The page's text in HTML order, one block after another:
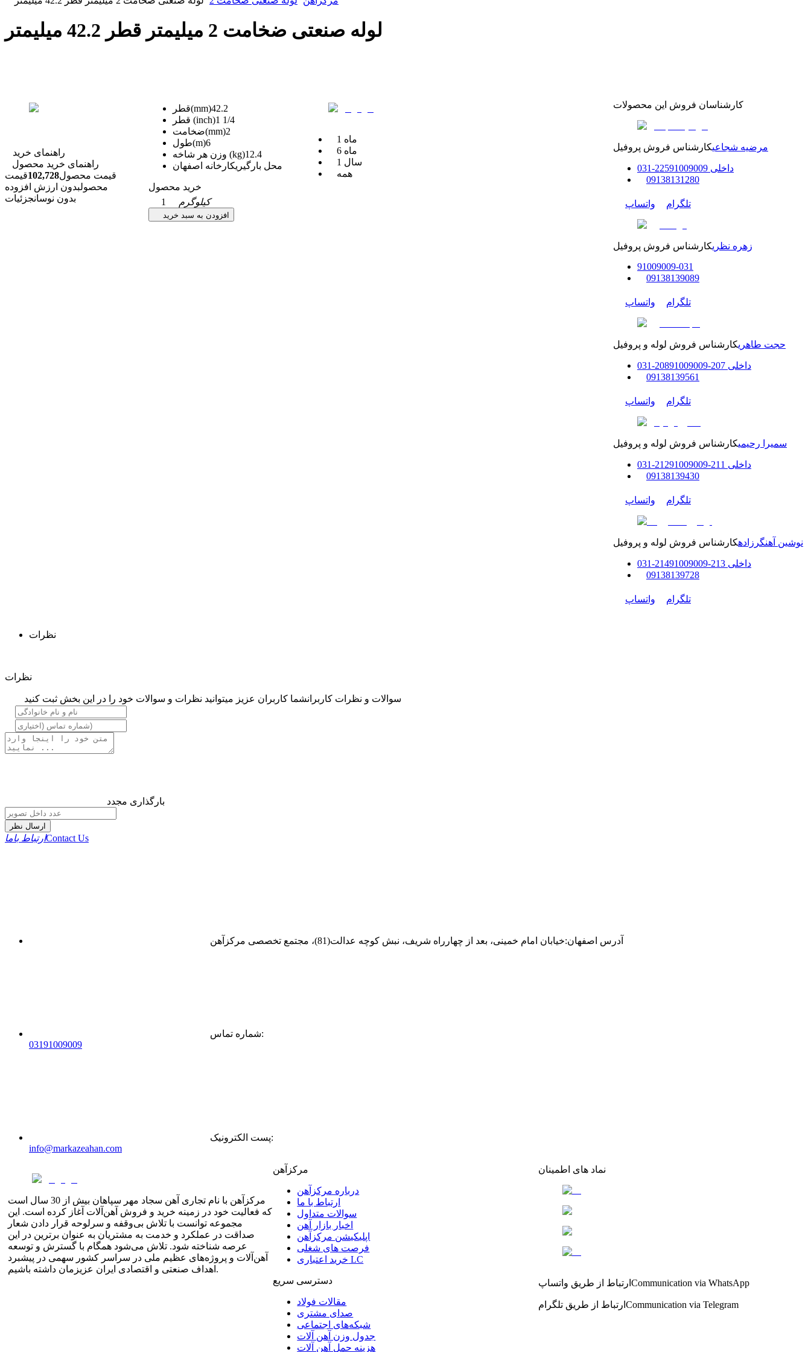
لوله صنعتی ضخامت 2 میلیمتر قطر 42.2 میلیمتر
راهنمای خرید
راهنمای خرید محصول
قیمت محصول102,728قیمت
محصولبدون ارزش افزوده
بدون نوسانجزئیات
قطر(mm)42.2
قطر (inch)1 1/4
ضخامت(mm)2
طول(m)6
وزن هر شاخه (kg)12.4
محل بارگیریکارخانه اصفهان
خرید محصول
1
کیلوگرم
افزودن به سبد خرید
1 ماه
6 ماه
1 سال
همه
کارشناسان فروش این محصولات
مرضیه شجاعیکارشناس فروش پروفیل
داخلی 22591009009
-
031
09138131280
تلگرام واتساپ
زهره نظریکارشناس فروش پروفیل
91009009-031
09138139089
تلگرام واتساپ
حجت طاهریکارشناس فروش لوله و پروفیل
داخلی 207-208
91009009
-
031
09138139561
تلگرام واتساپ
سمیرا رحیمیکارشناس فروش لوله و پروفیل
داخلی 211-212
91009009
-
031
09138139430
تلگرام واتساپ
نوشین آهنگرزادهکارشناس فروش لوله و پروفیل
داخلی 213-214
91009009
-
031
09138139728
تلگرام واتساپ
نظرات
نظرات
سوالات و نظرات کاربرانشما کاربران عزیز میتوانید نظرات و سوالات خود را در این بخش ثبت کنید
بارگذاری مجدد
ارسال نظر
ارتباط باماContact Us
آدرس اصفهان:خیابان امام خمینی، بعد از چهارراه شریف، نبش کوچه عدالت(81)، مجتمع تخصصی مرکزآهن
شماره تماس:
03191009009
پست الکترونیک:
info@markazeahan.com
مرکزآهن با نام تجاری آهن سجاد مهر سپاهان بیش از 30 سال است
که فعالیت خود در زمینه خرید و فروش آهن‌آلات آغاز کرده است. این
مجموعه توانست با تلاش بی‌وقفه و سرلوحه قرار دادن شعار
صداقت در عملکرد و خدمت به مشتریان به عنوان برترین در این
عرصه شناخته شود. تلاش می‌شود همگام با گسترش و توسعه
آهن‌آلات و پروژه‌های عظیم ملی در سراسر کشور سهمی در پیشبرد
اهداف صنعتی و اقتصادی ایران عزیزمان داشته باشیم.
مرکزآهن
درباره مرکزآهن
ارتباط با ما
سوالات متداول
اخبار بازار آهن
اپلیکیشن مرکزآهن
فرصت های شغلی
خرید اعتباری LC
دسترسی سریع
مقالات فولاد
صدای مشتری
شبکه‌های اجتماعی
جدول وزن آهن آلات
هزینه حمل آهن آلات
نماد های اطمینان
ارتباط از طریق واتساپ Communication via WhatsApp
ارتباط از طریق تلگرام Communication via Telegram